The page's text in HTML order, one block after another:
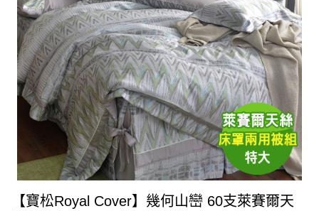
【寶松Royal Cover】幾何山巒 60支萊賽爾天